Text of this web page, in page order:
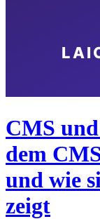
CMS
dem
und wie
zeigt